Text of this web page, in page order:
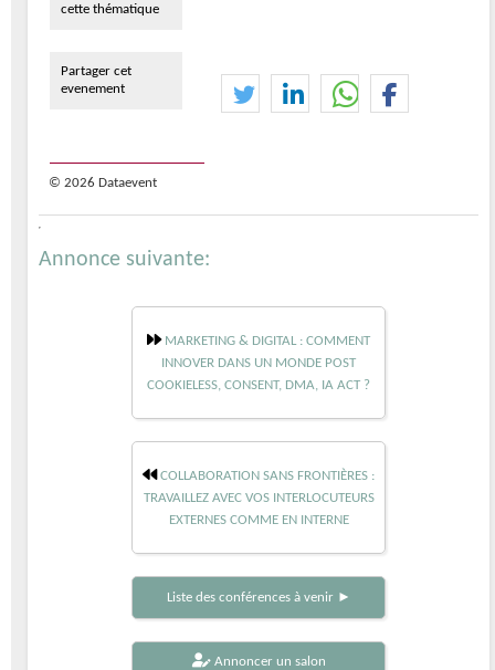
cette thématique
Partager cet
evenement
© 2026 Dataevent
Annonce suivante:
MARKETING & DIGITAL : COMMENT
INNOVER DANS UN MONDE POST
COOKIELESS, CONSENT, DMA, IA ACT ?
COLLABORATION SANS FRONTIÈRES :
TRAVAILLEZ AVEC VOS INTERLOCUTEURS
EXTERNES COMME EN INTERNE
Liste des conférences à venir ►
Annoncer un salon